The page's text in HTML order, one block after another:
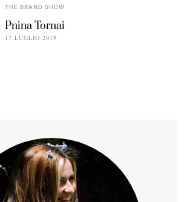
THE BRAND SHOW
Pnina Tornai
17 LUGLIO 2019